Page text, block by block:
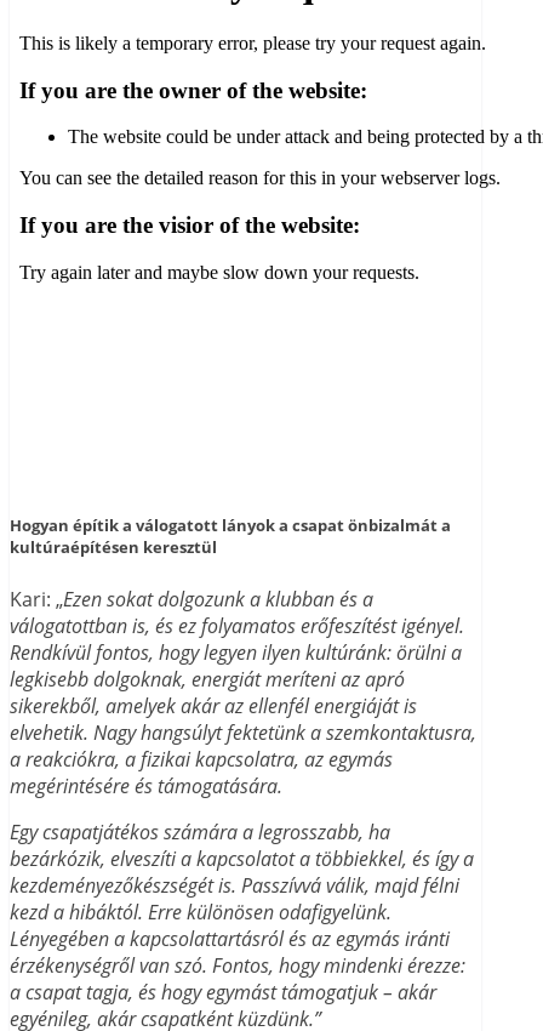
Hogyan építik a válogatott lányok a csapat önbizalmát a
kultúraépítésen keresztül
Kari: „Ezen sokat dolgozunk a klubban és a
válogatottban is, és ez folyamatos erőfeszítést igényel.
Rendkívül fontos, hogy legyen ilyen kultúránk: örülni a
legkisebb dolgoknak, energiát meríteni az apró
sikerekből, amelyek akár az ellenfél energiáját is
elvehetik. Nagy hangsúlyt fektetünk a szemkontaktusra,
a reakciókra, a fizikai kapcsolatra, az egymás
megérintésére és támogatására.
Egy csapatjátékos számára a legrosszabb, ha
bezárkózik, elveszíti a kapcsolatot a többiekkel, és így a
kezdeményezőkészségét is. Passzívvá válik, majd félni
kezd a hibáktól. Erre különösen odafigyelünk.
Lényegében a kapcsolattartásról és az egymás iránti
érzékenységről van szó. Fontos, hogy mindenki érezze:
a csapat tagja, és hogy egymást támogatjuk – akár
egyénileg, akár csapatként küzdünk.”